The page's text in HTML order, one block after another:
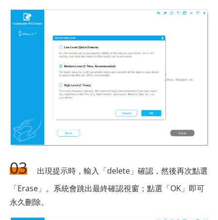
03
出現提示時，輸入「delete」確認，然後再次點選
「Erase」。系統會跳出最終確認視窗；點選「OK」即可
永久刪除。